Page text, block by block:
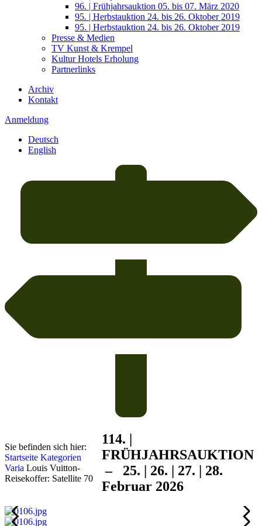
96. | Frühjahrsauktion 05. bis 07. März 2020
95. | Herbstauktion 24. bis 26. Oktober 2019
95. | Herbstauktion 24. bis 26. Oktober 2019
Presse & Medien
TV Kunst & Krempel
Kultur Hotels Erholung
Partnerlinks
Archiv
Kontakt
Anmeldung
Deutsch
English
Sie befinden sich hier:
Startseite Kategorien
Varia Louis Vuitton-
Reisekoffer: Satellite 70
114. |
FRÜHJAHRSAUKTION
– 25. | 26. | 27. | 28.
Februar 2026